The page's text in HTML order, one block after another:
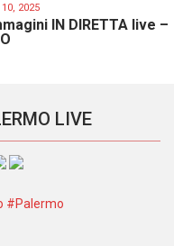
2025
IN DIRETTA live –
LIVE
#Palermo